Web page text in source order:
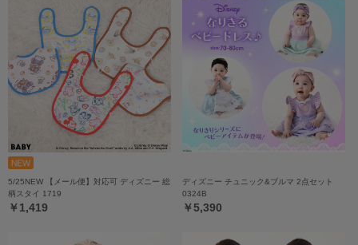
5/25NEW 【メール便】対応可 ディズニー 総
柄スタイ 1719
￥1,419
ディズニー チュニック&ブルマ 2点セット
0324B
￥5,390